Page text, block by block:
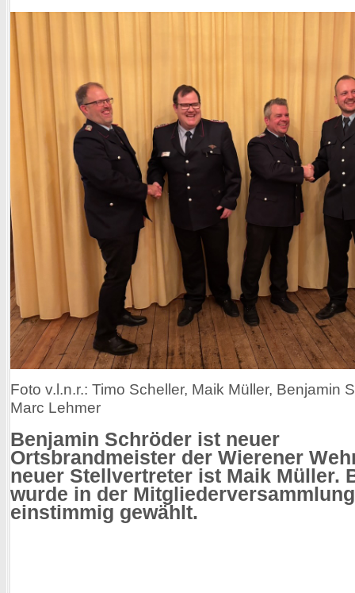
Foto v.l.n.r.: Timo Scheller, Maik Müller, Benjamin
Marc Lehmer
Benjamin Schröder ist neuer
Ortsbrandmeister der Wierener
neuer Stellvertreter ist Maik Müller.
wurde in der Mitgliederversammlung
einstimmig gewählt.